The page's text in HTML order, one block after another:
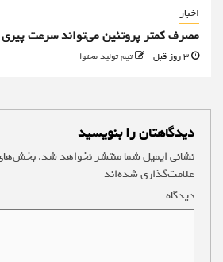
اخبار
مصرف کمتر پروتئین می‌تواند سرعت
تیم تولید محتوا
دیدگاهتان را بنویسید
نشانی ایمیل شما منتشر نخواهد شد.بخش‌های
علامت‌گذاری شده‌اند
دیدگاه